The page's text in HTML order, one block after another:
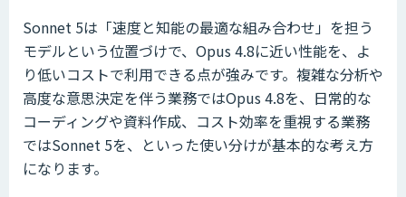
Sonnet 5は「速度と知能の最適な組み合わせ」を担う
モデルという位置づけで、Opus 4.8に近い性能を、よ
り低いコストで利用できる点が強みです。複雑な分析や
高度な意思決定を伴う業務ではOpus 4.8を、日常的な
コーディングや資料作成、コスト効率を重視する業務
ではSonnet 5を、といった使い分けが基本的な考え方
になります。